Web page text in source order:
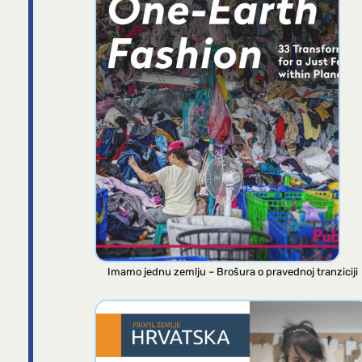
Imamo jednu zemlju – Brošura o pravednoj tranziciji